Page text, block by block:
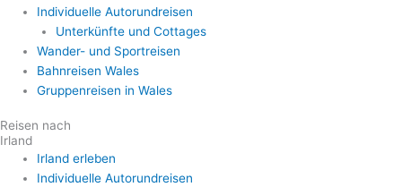
Individuelle Autorundreisen
Unterkünfte und Cottages
Wander- und Sportreisen
Bahnreisen Wales
Gruppenreisen in Wales
Reisen nach
Irland
Irland erleben
Individuelle Autorundreisen